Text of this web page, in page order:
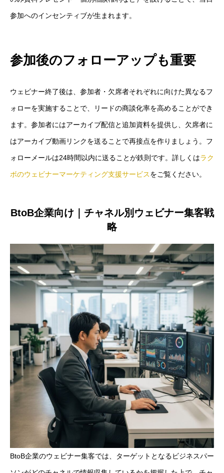
参加へのインセンティブが生まれます。
参加後のフォローアップも重要
ウェビナー終了後は、参加者・欠席者それぞれに向けた異なるフ
ォローを実施することで、リードの商談化率を高めることができ
ます。参加者にはアーカイブ配信と追加資料を提供し、欠席者に
はアーカイブ動画リンクを送ることで再接点を作りましょう。フ
ォローメールは24時間以内に送ることが鉄則です。詳しくはラク
ボのウェビナーマーケティング支援サービスをご覧ください。
BtoB企業向け｜チャネル別ウェビナー集客戦
略
BtoB企業のウェビナー集客では、ターゲットとなるビジネスパー